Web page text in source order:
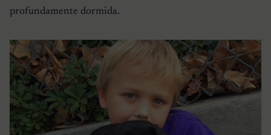
profundamente dormida.